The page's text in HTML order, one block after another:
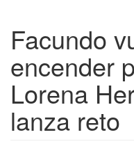
Facundo
encender
Lorena
lanza reto